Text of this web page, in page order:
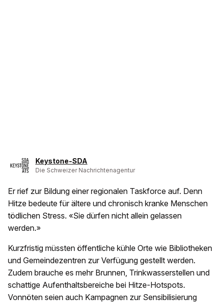
Keystone-SDA
Die Schweizer Nachrichtenagentur
Er rief zur Bildung einer regionalen Taskforce auf. Denn
Hitze bedeute für ältere und chronisch kranke Menschen
tödlichen Stress. «Sie dürfen nicht allein gelassen
werden.»
Kurzfristig müssten öffentliche kühle Orte wie Bibliotheken
und Gemeindezentren zur Verfügung gestellt werden.
Zudem brauche es mehr Brunnen, Trinkwasserstellen und
schattige Aufenthaltsbereiche bei Hitze-Hotspots.
Vonnöten seien auch Kampagnen zur Sensibilisierung